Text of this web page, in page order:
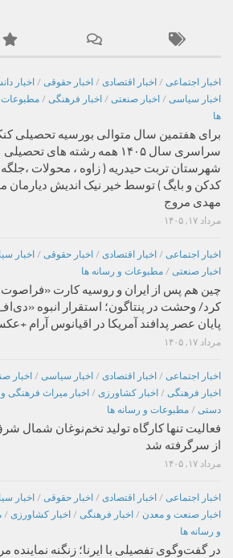
اخبار اجتماعی / اخبار اقتصادی / اخبار حقوقی / اخبار
اخبار سیاسی / اخبار صنعتی / اخبار فرهنگی / مطبوعات
ها
برای هفتمین سال متوالی بورسیه تحصیلی
سراسری سال ۱۴۰۵ همه رشته های تحصیلی
شهرستان تربت حیدریه ( زاوه ، محولات
کدکن و بایگ ) توسط خیر نیک اندیش دیارمان
مهدی مروج
مرداد ۱۷, ۱۴۰۵
اخبار اجتماعی / اخبار اقتصادی / اخبار حقوقی / اخبار
اخبار صنعتی / مطبوعات و رسانه ها
چین هم پس از ایران و روسیه کارت
پایان عصر پدافند آمریکا در اقیانوس آرام
مرداد ۱۷, ۱۴۰۵
اخبار اجتماعی / اخبار اقتصادی / اخبار سیاسی / اخبار
اخبار فرهنگی / اخبار کشاورزی / اخبار میراث فرهنگی و
دستی / مطبوعات و رسانه ها
فعالیت تنها کارگاه تولید تخم‌نوغان شمال
از سرگرفته شد
مرداد ۱۷, ۱۴۰۵
اخبار اجتماعی / اخبار اقتصادی / اخبار حقوقی / اخبار
اخبار صنعت و معدن / اخبار فرهنگی / اخبار کشاورزی /
و رسانه ها
در گفت‌وگوی تفصیلی با ایرنا؛ زنگنه نماینده